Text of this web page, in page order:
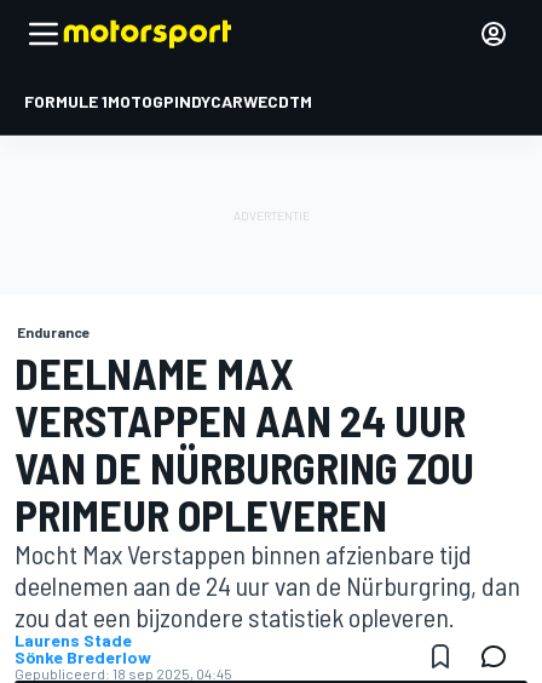
FORMULE 1MOTOGPINDYCARWECDTM
Endurance
DEELNAME MAX
VERSTAPPEN AAN 24 UUR
VAN DE NÜRBURGRING ZOU
PRIMEUR OPLEVEREN
Mocht Max Verstappen binnen afzienbare tijd
deelnemen aan de 24 uur van de Nürburgring, dan
zou dat een bijzondere statistiek opleveren.
Laurens Stade
Sönke Brederlow
Gepubliceerd: 18 sep 2025, 04:45